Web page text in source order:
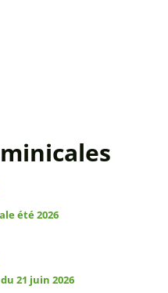
été 2026
21 juin 2026